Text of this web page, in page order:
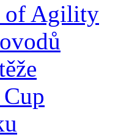
of Agility